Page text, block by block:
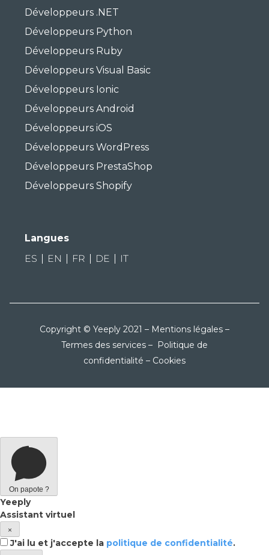
Développeurs .NET
Développeurs Python
Développeurs Ruby
Développeurs Visual Basic
Développeurs Ionic
Développeurs Android
Développeurs iOS
Développeurs WordPress
Développeurs PrestaShop
Développeurs Shopify
Langues
ES
EN FR DE IT
Copyright © Yeeply 2021 – Mentions légales –
Termes des services –
Politique de
confidentialité – Cookies
On papote ?
Yeeply
Assistant virtuel
×
J'ai lu et j'accepte la politique de confidentialité.